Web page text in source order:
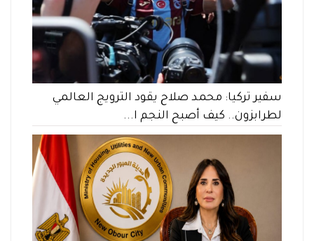
سفير تركيا: محمد صلاح يقود الترويج العالمي
لطرابزون.. كيف أصبح النجم ا...